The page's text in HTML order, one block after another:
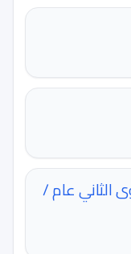
الثاني عام /